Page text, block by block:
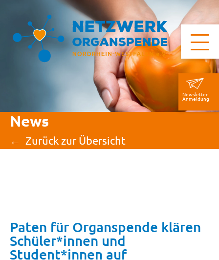
News
Zurück zur Übersicht
Paten für Organspende klären
Schüler*innen und
Student*innen auf
Newsletter
Anmeldung